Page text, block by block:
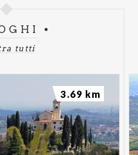
tutti
3.69 km